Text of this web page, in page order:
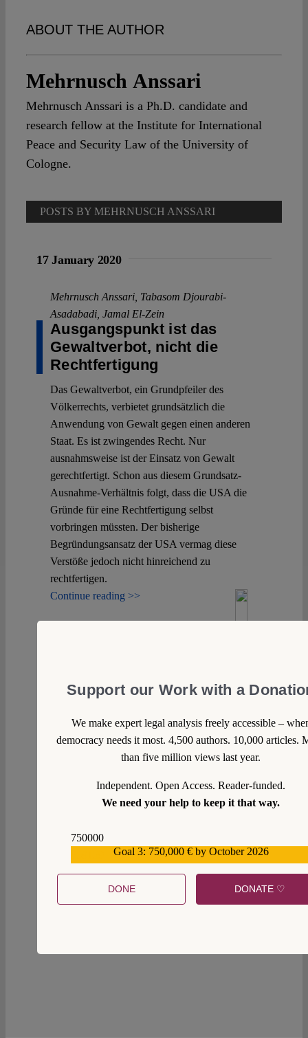
Spotlight
ABOUT THE AUTHOR
Mehrnusch Anssari
Mehrnusch Anssari is a Ph.D. candidate and
research fellow at the Institute for International
Peace and Security Law of the University of
Cologne.
POSTS BY MEHRNUSCH ANSSARI
17 January 2020
Mehrnusch Anssari, Tabasom Djourabi-
Asadabadi, Jamal El-Zein
Ausgangspunkt ist das
Gewaltverbot, nicht die
Rechtfertigung
Das Gewaltverbot, ein Grundpfeiler des
Völkerrechts, verbietet grundsätzlich die
Anwendung von Gewalt gegen einen anderen
Staat. Es ist zwingendes Recht. Nur
ausnahmsweise ist der Einsatz von Gewalt
gerechtfertigt. Schon aus diesem Grundsatz-
Ausnahme-Verhältnis folgt, dass die USA die
Gründe für eine Rechtfertigung selbst
vorbringen müssten. Der bisherige
Begründungsansatz der USA vermag diese
Verstöße jedoch nicht hinreichend zu
rechtfertigen.
Continue reading >>
Support our Work with a
We make expert legal analysis freely accessible –
democracy needs it most. 4,500 authors. 10,000 articles.
than five million views last year.
Independent. Open Access. Reader-funded.
We need your help to keep it that way.
750000
Goal 3: 750,000 € by October 2026
DONE DONATE ♡